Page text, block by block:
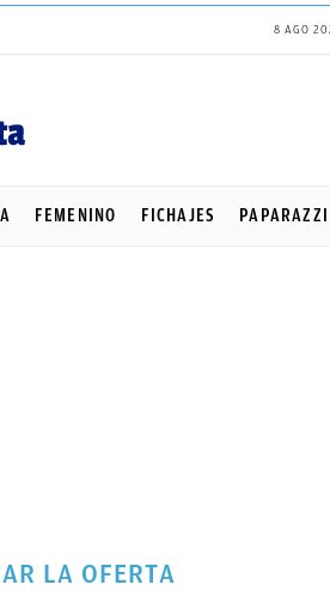
8 AGO
FEMENINO FICHAJES PAPARAZZI
LA OFERTA